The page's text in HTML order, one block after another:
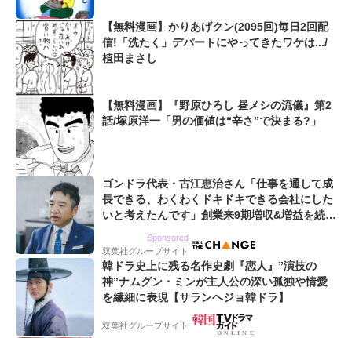
【無料漫画】かりあげクン(2095回)毎日2回配
信!「洗たく」デパートにやってきたワケは.../
植田まさし
【無料漫画】『野原ひろし 昼メシの流儀』第2
話/塚原洋一「男の価値は“辛さ”で決まる?」
ゴンドラ代表・古江恵治さん「仕事を通して成
長できる、わくわくドキドキできる会社にした
いと考えたんです」創業来9期増収&増益を続け
Sponsored
双葉社グループサイト
韓ドラ史上に残る名作史劇『恋人』”演技の
神”ナムグン・ミンが主人公の深い孤独や情愛
を繊細に表現【サランヘジョ韓ドラ】
双葉社グループサイト